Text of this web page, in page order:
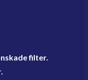
filter.